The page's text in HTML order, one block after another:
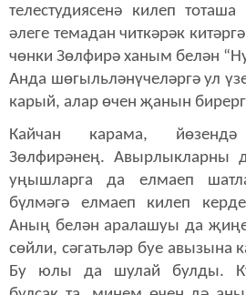
телестудиясенә килеп
әлеге темадан читкәрәк
чөнки Зөлфирә ханым белән
Анда шөгыльләнүчеләргә ул
карый, алар өчен җанын
Кайчан карама,
Зөлфирәнең. Авырлыкларны
уңышларга да елмаеп
бүлмәгә елмаеп килеп
Аның белән аралашуы да
сөйли, сәгатьләр буе авызына
Бу юлы да шулай булды.